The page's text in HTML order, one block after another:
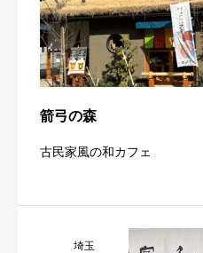
箭弓の森
古民家風の和カフェ
埼玉